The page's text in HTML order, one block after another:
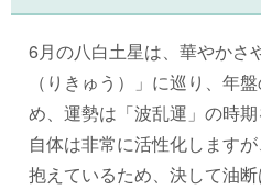
6月の八白土星は、華やかさ
（りきゅう）」に巡り、年
め、運勢は「波乱運」の時
自体は非常に活性化します
抱えているため、決して油断